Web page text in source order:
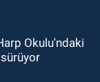
Okulu'ndaki